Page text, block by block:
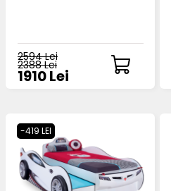
2594 Lei
2388 Lei
1910 Lei
-419 LEI